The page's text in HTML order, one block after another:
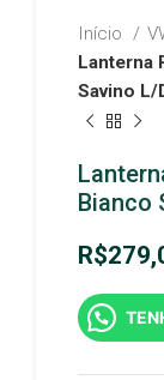
Início
Lanterna
Savino L/
Bianco
R$